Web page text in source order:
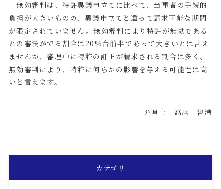
無効審判は、特許異議申立てに比べて、当事者の手続的
負担が大きいものの、異議申立てと違って請求可能な期間
が限定されていません。無効審判により特許が無効である
との審決がでる割合は 20%台前半であって大きいとは言え
ませんが、審理中に特許の訂正が請求される割合は多く、
無効審判により、特許に何らかの影響を与える可能性は高
いと言えます。
弁理士 高尾 智満
カテゴリ